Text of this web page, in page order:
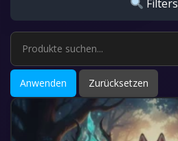
Filters
Anwenden Zurücksetzen